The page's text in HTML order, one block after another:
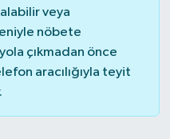
veya
nöbete
çıkmadan önce
aracılığıyla teyit